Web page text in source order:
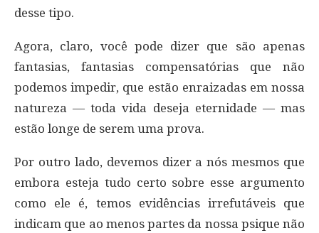
desse tipo.
Agora, claro, você pode dizer que são apenas
fantasias, fantasias compensatórias que não
podemos impedir, que estão enraizadas em nossa
natureza — toda vida deseja eternidade — mas
estão longe de serem uma prova.
Por outro lado, devemos dizer a nós mesmos que
embora esteja tudo certo sobre esse argumento
como ele é, temos evidências irrefutáveis que
indicam que ao menos partes da nossa psique não